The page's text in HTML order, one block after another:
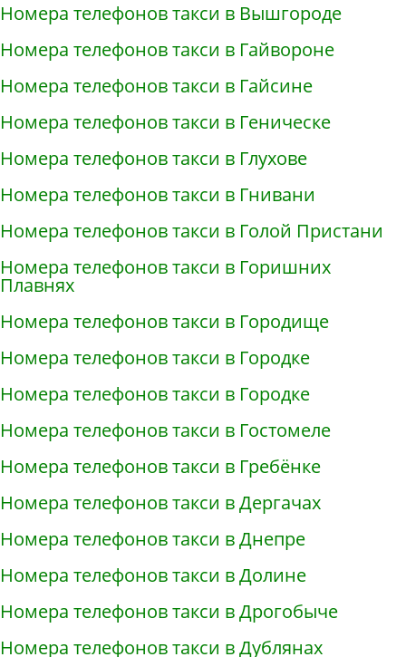
Номера телефонов такси в Вышгороде
Номера телефонов такси в Гайвороне
Номера телефонов такси в Гайсине
Номера телефонов такси в Геническе
Номера телефонов такси в Глухове
Номера телефонов такси в Гнивани
Номера телефонов такси в Голой Пристани
Номера телефонов такси в Горишних
Плавнях
Номера телефонов такси в Городище
Номера телефонов такси в Городке
Номера телефонов такси в Городке
Номера телефонов такси в Гостомеле
Номера телефонов такси в Гребёнке
Номера телефонов такси в Дергачах
Номера телефонов такси в Днепре
Номера телефонов такси в Долине
Номера телефонов такси в Дрогобыче
Номера телефонов такси в Дублянах